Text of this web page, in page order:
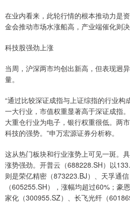
在业内看来，此轮行情的根本推动力是
金会推动市场水涨船高，产业端催化则决
科技股强劲上涨
当周，沪深两市均创出新高，但表现迥
量。
“通过比较深证成指与上证综指的行业构
一大行业，市值权重显著高于深证成指
大重仓行业为电子，银行权重很低。两
科技的强势。”申万宏源证券分析称。
这从热门板块和行业涨势上可见一斑。
涨势强劲。开普云（688228.SH）以
则是荣亿精密（873223.BJ）、天孚通
（605255.SH），涨幅均超过60%；豪
家化（300955.SZ）、长飞光纤（